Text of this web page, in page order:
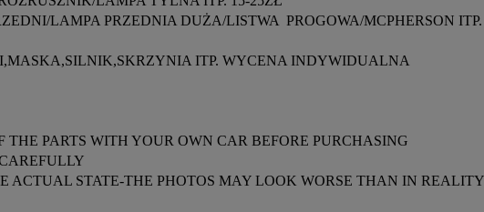
PARTS WITH YOUR OWN CAR BEFORE PURCHASING
ACTUAL STATE-THE PHOTOS MAY LOOK WORSE THAN IN REALITY